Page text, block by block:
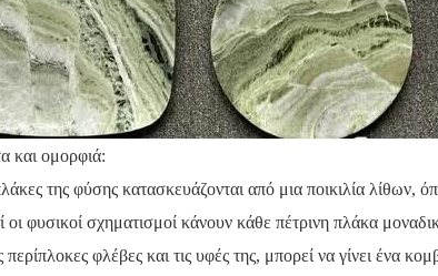
και ομορφιά:
της φύσης κατασκευάζονται από μια ποικιλία λίθων,
οι φυσικοί σχηματισμοί κάνουν κάθε πέτρινη πλάκα
περίπλοκες φλέβες και τις υφές της, μπορεί να γίνει